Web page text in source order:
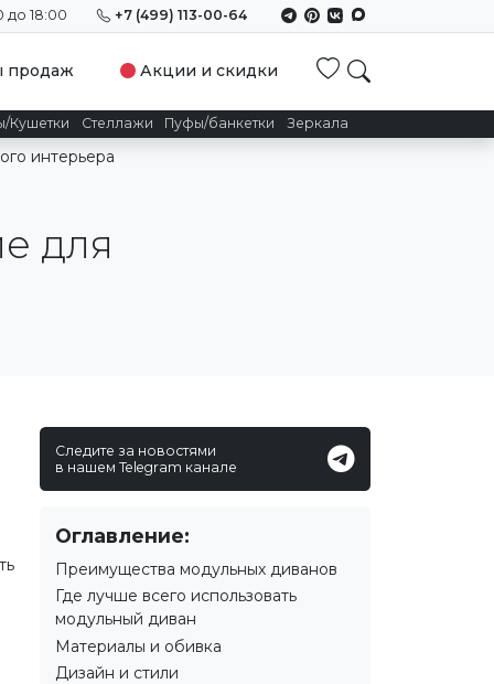
до 18:00 +7 (499) 113-00-64
продаж Акции и скидки Избранное
Кушетки Стеллажи Пуфы/банкетки Зеркала
интерьера
для
Следите за новостями
в нашем Telegram канале
Оглавление:
Преимущества модульных диванов
Где лучше всего использовать
модульный диван
Материалы и обивка
Дизайн и стили